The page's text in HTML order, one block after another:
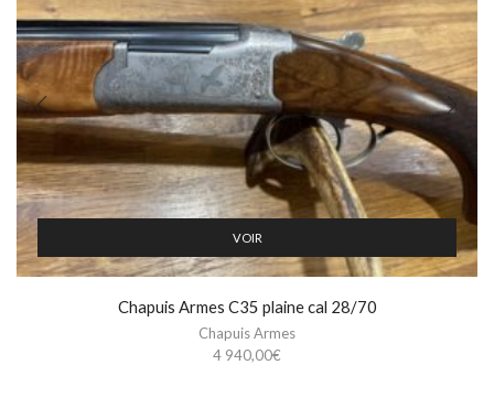
VOIR
Chapuis Armes C35 plaine cal 28/70
Chapuis Armes
4 940,00€